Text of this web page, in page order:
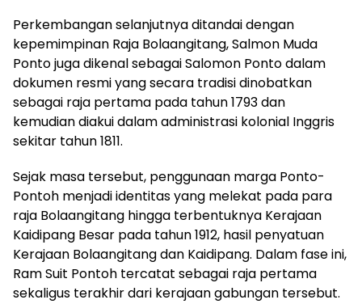
Perkembangan selanjutnya ditandai dengan
kepemimpinan Raja Bolaangitang, Salmon Muda
Ponto juga dikenal sebagai Salomon Ponto dalam
dokumen resmi yang secara tradisi dinobatkan
sebagai raja pertama pada tahun 1793 dan
kemudian diakui dalam administrasi kolonial Inggris
sekitar tahun 1811.
Sejak masa tersebut, penggunaan marga Ponto-
Pontoh menjadi identitas yang melekat pada para
raja Bolaangitang hingga terbentuknya Kerajaan
Kaidipang Besar pada tahun 1912, hasil penyatuan
Kerajaan Bolaangitang dan Kaidipang. Dalam fase ini,
Ram Suit Pontoh tercatat sebagai raja pertama
sekaligus terakhir dari kerajaan gabungan tersebut.